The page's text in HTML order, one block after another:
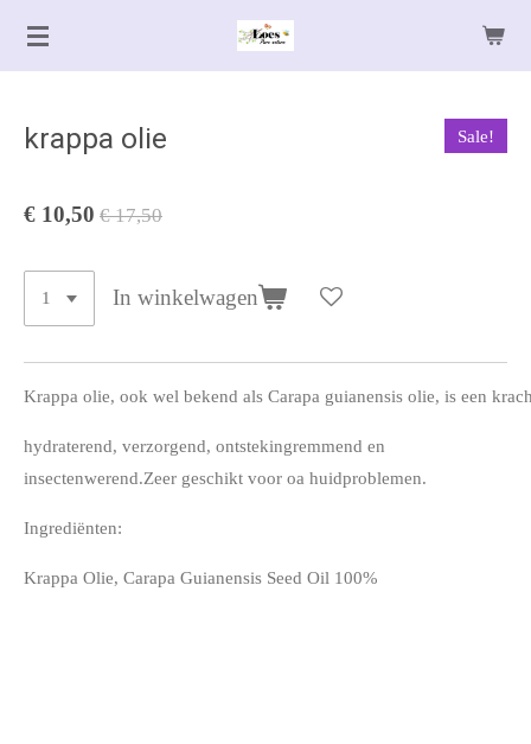
Ga
de
hoofdinhoud
krappa olie Sale!
€ 10,50 € 17,50
In winkelwagen
Krappa olie, ook wel bekend als Carapa guianensis olie, is een
hydraterend, verzorgend, ontstekingremmend en
insectenwerend.Zeer geschikt voor oa huidproblemen.
Ingrediënten:
Krappa Olie, Carapa Guianensis Seed Oil 100%